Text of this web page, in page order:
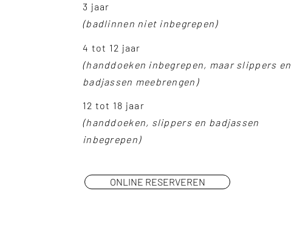
3 jaar
(badlinnen niet inbegrepen)
4 tot 12 jaar
(handdoeken inbegrepen, maar slippers en
badjassen meebrengen)
12 tot 18 jaar
(handdoeken, slippers en badjassen
inbegrepen)
ONLINE RESERVEREN